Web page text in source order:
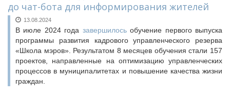
до чат-бота для информирования жителей
13.08.2024
В июле 2024 года завершилосьобучение первого выпуска
программы развития кадрового управленческого резерва
«Школа мэров». Результатом 8 месяцев обучения стали 157
проектов, направленные на оптимизацию управленческих
процессов в муниципалитетах и повышение качества жизни
граждан.